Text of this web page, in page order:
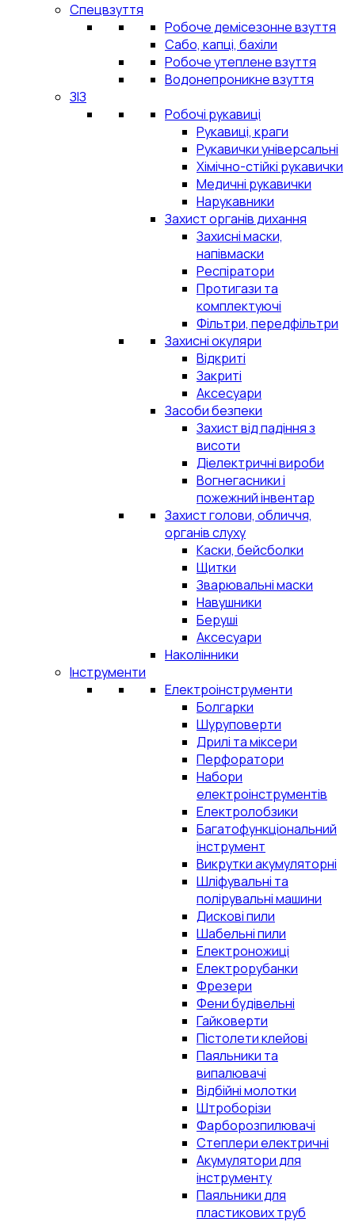
Спецвзуття
Робоче демісезонне взуття
Сабо, капці, бахіли
Робоче утеплене взуття
Водонепроникне взуття
ЗІЗ
Робочі рукавиці
Рукавиці, краги
Рукавички універсальні
Хімічно-стійкі рукавички
Медичні рукавички
Нарукавники
Захист органів дихання
Захисні маски,
напівмаски
Респіратори
Протигази та
комплектуючі
Фільтри, передфільтри
Захисні окуляри
Відкриті
Закриті
Аксесуари
Засоби безпеки
Захист від падіння з
висоти
Діелектричні вироби
Вогнегасники і
пожежний інвентар
Захист голови, обличчя,
органів слуху
Каски, бейсболки
Щитки
Зварювальні маски
Навушники
Беруші
Аксесуари
Наколінники
Інструменти
Електроінструменти
Болгарки
Шуруповерти
Дрилі та міксери
Перфоратори
Набори
електроінструментів
Електролобзики
Багатофункціональний
інструмент
Викрутки акумуляторні
Шліфувальні та
полірувальні машини
Дискові пили
Шабельні пили
Електроножиці
Електрорубанки
Фрезери
Фени будівельні
Гайковерти
Пістолети клейові
Паяльники та
випалювачі
Відбійні молотки
Штроборізи
Фарборозпилювачі
Степлери електричні
Акумулятори для
інструменту
Паяльники для
пластикових труб